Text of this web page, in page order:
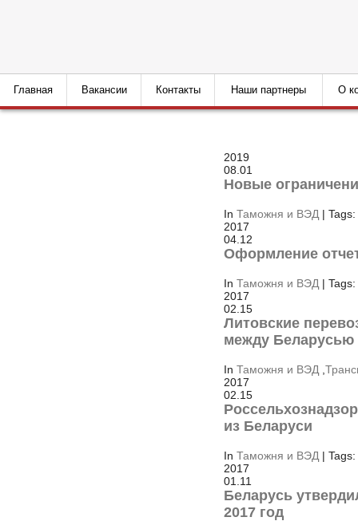
Главная Вакансии Контакты Наши партнеры О
2019
08.01
Новые
In Таможня и ВЭД | Tags:
2017
04.12
Оформление
In Таможня и ВЭД | Tags:
2017
02.15
Литовские
между Беларусью
In Таможня и ВЭД
2017
02.15
из Беларуси
In Таможня и ВЭД | Tags:
2017
01.11
Беларусь
2017 год